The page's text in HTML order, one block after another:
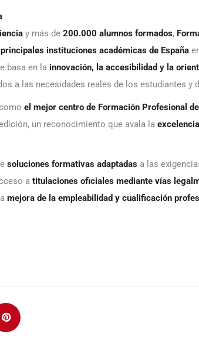
y más de 200.000 alumnos formados,
principales instituciones académicas de España
basa en la innovación, la accesibilidad y la
a las necesidades reales de los estudiantes y
el mejor centro de Formación Profesional
un reconocimiento que avala la
soluciones formativas adaptadas a las
a titulaciones oficiales mediante vías
mejora de la empleabilidad y cualificación